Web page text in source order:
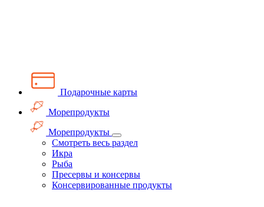
Подарочные карты
Морепродукты
Морепродукты
Смотреть весь раздел
Икра
Рыба
Пресервы и консервы
Консервированные продукты